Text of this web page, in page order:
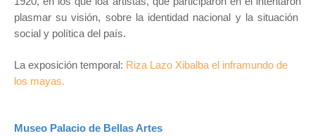
plasmar su visión, sobre la identidad nacional y la situación
social y política del país.
La exposición temporal: Riza Lazo Xibalba el inframundo de
los mayas.
Museo Palacio de Bellas Artes